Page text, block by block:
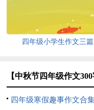
四年级小学生作文三篇
【中秋节四年级作文
四年级寒假趣事作文合